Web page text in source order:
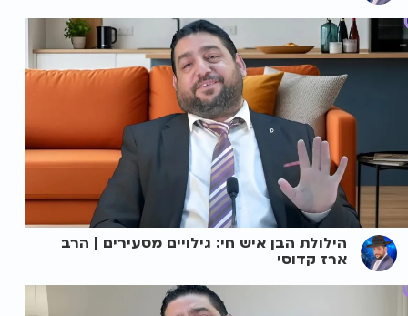
הילולת הבן איש חי: גילויים מסעירים | הרב
ארז קדוסי